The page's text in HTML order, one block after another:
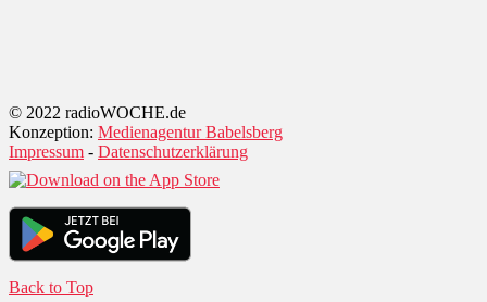
© 2022 radioWOCHE.de
Konzeption: Medienagentur Babelsberg
Impressum - Datenschutzerklärung
Back to Top